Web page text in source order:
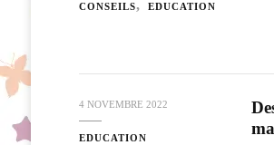
CONSEILS EDUCATION
4 NOVEMBRE 2022
EDUCATION